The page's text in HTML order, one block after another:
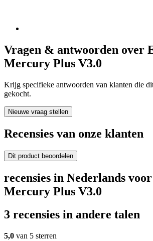
Vragen & antwoorden over
Mercury Plus V3.0
Krijg specifieke antwoorden van klanten die
gekocht.
Nieuwe vraag stellen
Recensies van onze klanten
Dit product beoordelen
recensies in Nederlands
Mercury Plus V3.0
3 recensies in andere talen
5,0 van 5 sterren